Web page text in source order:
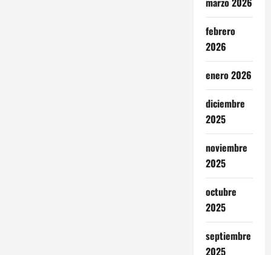
febrero
2026
enero 2026
diciembre
2025
noviembre
2025
octubre
2025
septiembre
2025